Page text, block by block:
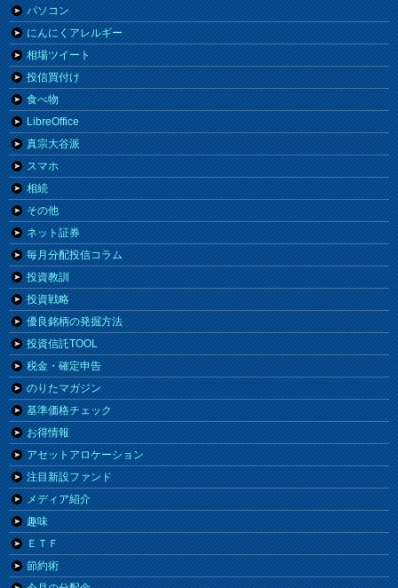
パソコン
にんにくアレルギー
相場ツイート
投信買付け
食べ物
LibreOffice
真宗大谷派
スマホ
相続
その他
ネット証券
毎月分配投信コラム
投資教訓
投資戦略
優良銘柄の発掘方法
投資信託TOOL
税金・確定申告
のりたマガジン
基準価格チェック
お得情報
アセットアロケーション
注目新設ファンド
メディア紹介
趣味
ＥＴＦ
節約術